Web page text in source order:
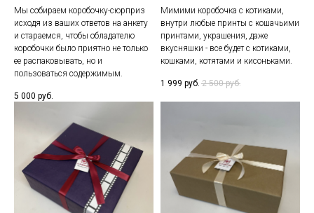
Мы собираем коробочку-сюрприз
исходя из ваших ответов на анкету
и стараемся, чтобы обладателю
коробочки было приятно не только
ее распаковывать, но и
пользоваться содержимым.
5 000 руб.
Мимими коробочка с котиками,
внутри любые принты с кошачьими
принтами, украшения, даже
вкусняшки - все будет с котиками,
кошками, котятами и кисоньками.
1 999 руб. 2 500 руб.